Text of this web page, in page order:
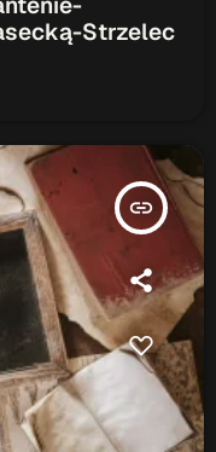
Strzelec
insert_link